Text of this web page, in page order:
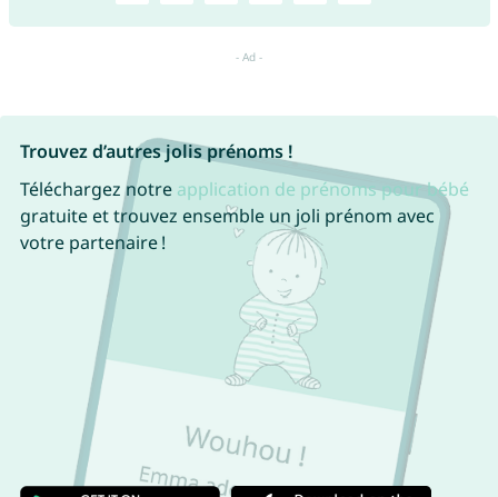
Trouvez d’autres jolis prénoms !
Téléchargez notre application de prénoms pour bébé
gratuite et trouvez ensemble un joli prénom avec
votre partenaire !